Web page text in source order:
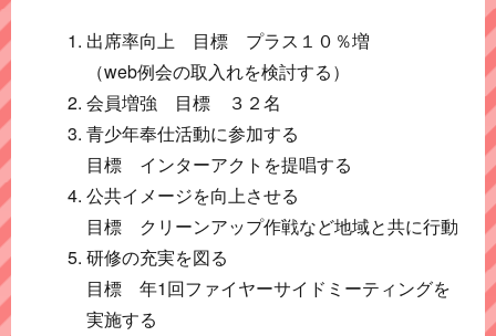
出席率向上 目標 プラス１０％増
（web例会の取入れを検討する）
会員増強 目標 ３２名
青少年奉仕活動に参加する
目標 インターアクトを提唱する
公共イメージを向上させる
目標 クリーンアップ作戦など地域と共に行動
研修の充実を図る
目標 年1回ファイヤーサイドミーティングを
実施する